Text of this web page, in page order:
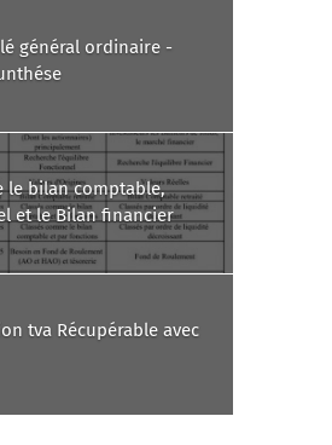
général ordinaire -
le bilan comptable,
et le Bilan financier
tva Récupérable avec